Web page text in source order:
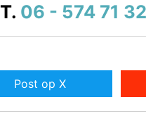
T. 06 - 574 71
Post op X